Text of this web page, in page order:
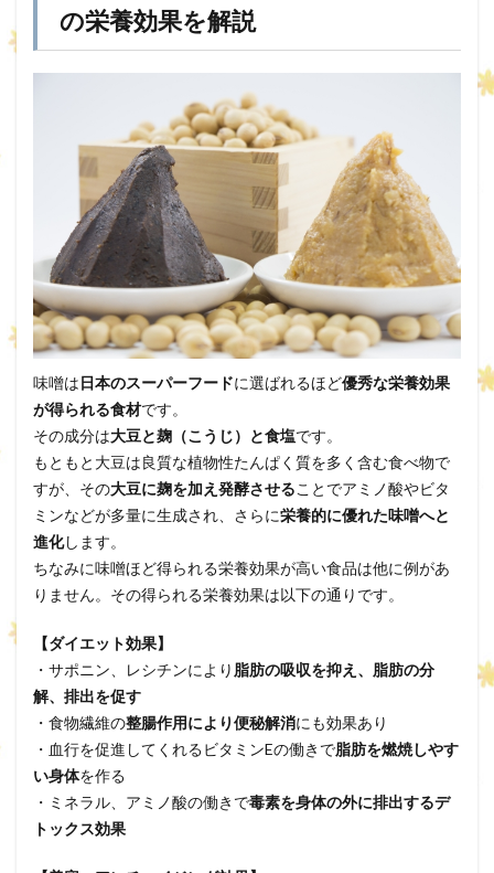
の栄養効果を解説
味噌は日本のスーパーフードに選ばれるほど優秀な栄養効果
が得られる食材です。
その成分は大豆と麹（こうじ）と食塩です。
もともと大豆は良質な植物性たんぱく質を多く含む食べ物で
すが、その大豆に麹を加え発酵させることでアミノ酸やビタ
ミンなどが多量に生成され、さらに栄養的に優れた味噌󠄀へと
進化します。
ちなみに味噌ほど得られる栄養効果が高い食品は他に例があ
りません。その得られる栄養効果は以下の通りです。
【ダイエット効果】
・サポニン、レシチンにより 脂肪の吸収を抑え、脂肪の分
解、排出を促す
・食物繊維の整腸作用により便秘解消にも効果あり
・血行を促進してくれるビタミンEの働きで脂肪を燃焼しやす
い身体を作る
・ミネラル、アミノ酸の働きで毒素を身体の外に排出するデ
トックス効果